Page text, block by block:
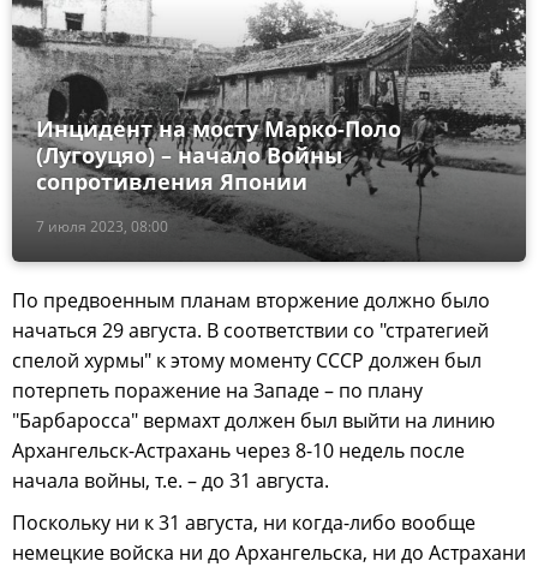
7 июля 2023, 08:00
Инцидент на мосту Марко-Поло
(Лугоуцяо) – начало Войны
сопротивления Японии
По предвоенным планам вторжение должно было
начаться 29 августа. В соответствии со "стратегией
спелой хурмы" к этому моменту СССР должен был
потерпеть поражение на Западе – по плану
"Барбаросса" вермахт должен был выйти на линию
Архангельск-Астрахань через 8-10 недель после
начала войны, т.е. – до 31 августа.
Поскольку ни к 31 августа, ни когда-либо вообще
немецкие войска ни до Архангельска, ни до Астрахани